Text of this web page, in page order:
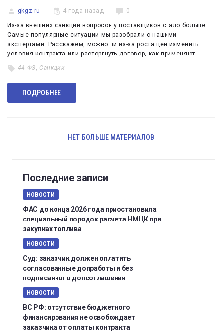
gkgz.ru 4 года назад 0
Из-за внешних санкций вопросов у поставщиков стало больше.
Самые популярные ситуации мы разобрали с нашими
экспертами. Расскажем, можно ли из-за роста цен изменить
условия контракта или расторгнуть договор, как применяют…
44 ФЗ, Санкции
ПОДРОБНЕЕ
НЕТ БОЛЬШЕ МАТЕРИАЛОВ
Последние записи
НОВОСТИ
ФАС до конца 2026 года приостановила
специальный порядок расчета НМЦК при
закупках топлива
НОВОСТИ
Суд: заказчик должен оплатить
согласованные допработы и без
подписанного допсоглашения
НОВОСТИ
ВС РФ: отсутствие бюджетного
финансирования не освобождает
заказчика от оплаты контракта